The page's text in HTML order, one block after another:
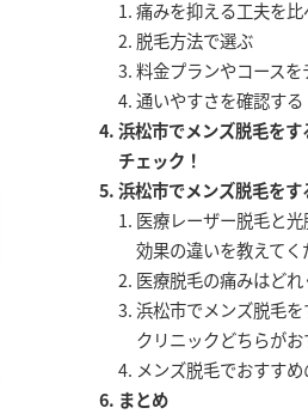
痛みを抑える工夫を比
脱毛方法で選ぶ
料金プランやコース
通いやすさを確認する
浜松市でメンズ脱毛を
チェック！
浜松市でメンズ脱毛を
医療レーザー脱毛と
効果の違いを教えてく
医療脱毛の痛みはど
浜松市でメンズ脱毛
クリニックどちらが
メンズ脱毛でおすすめ
まとめ